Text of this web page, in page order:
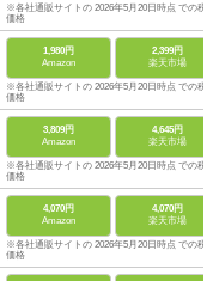
※各社通販サイトの 2026年5月20日時点 での税
価格
1,980円
Amazon
2,399円
楽天市場
※各社通販サイトの 2026年5月20日時点 での税
価格
3,809円
Amazon
4,645円
楽天市場
※各社通販サイトの 2026年5月20日時点 での税
価格
4,070円
Amazon
4,070円
楽天市場
※各社通販サイトの 2026年5月20日時点 での税
価格